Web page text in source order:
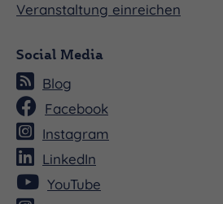
Veranstaltung einreichen
Social Media
Blog
Facebook
Instagram
LinkedIn
YouTube